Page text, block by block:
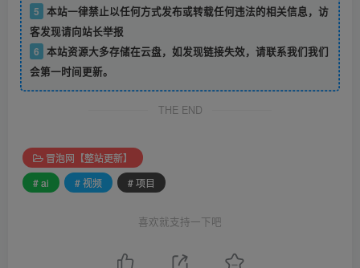
5 本站一律禁止以任何方式发布或转载任何违法的相关信息，访
客发现请向站长举报
6 本站资源大多存储在云盘，如发现链接失效，请联系我们我们
会第一时间更新。
THE END
冒泡网【整站更新】
# ai
# 视频 # 项目
喜欢就支持一下吧